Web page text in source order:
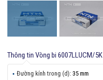
Thông tin Vòng bi 6007LLUCM/5K
Đường kính trong (d): 35 mm